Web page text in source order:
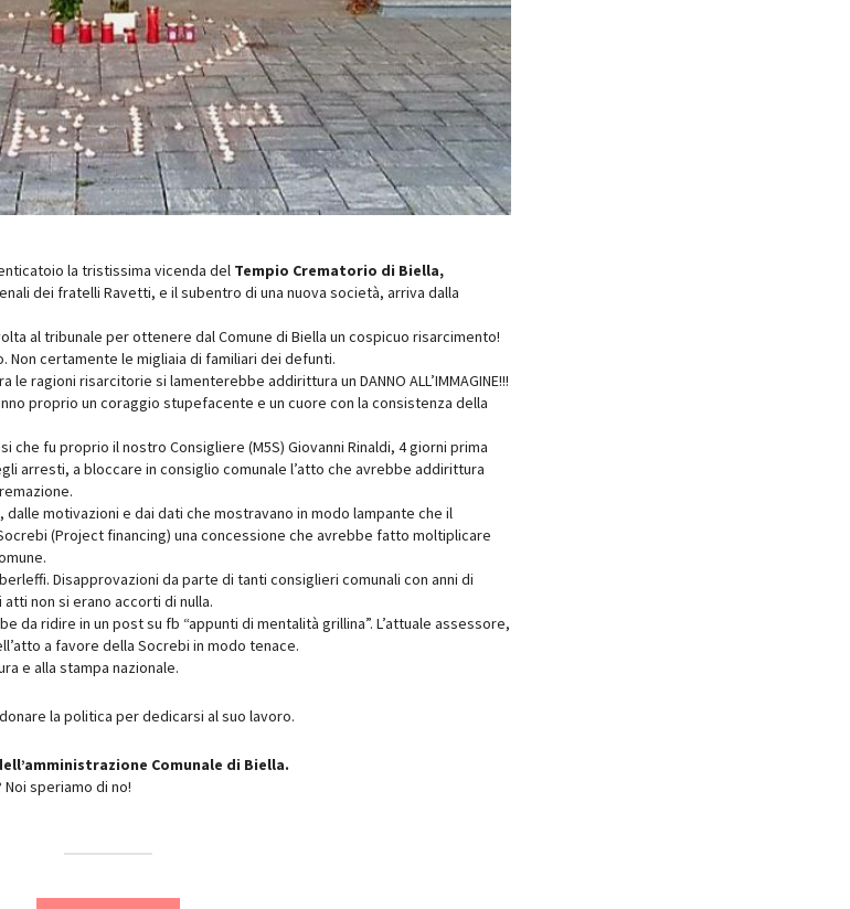
la tristissima vicenda del Tempio Crematorio di Biella,
dei fratelli Ravetti, e il subentro di una nuova società, arriva dalla
al tribunale per ottenere dal Comune di Biella un cospicuo risarcimento!
certamente le migliaia di familiari dei defunti.
ragioni risarcitorie si lamenterebbe addirittura un DANNO ALL’IMMAGINE!!!
proprio un coraggio stupefacente e un cuore con la consistenza della
che fu proprio il nostro Consigliere (M5S) Giovanni Rinaldi, 4 giorni prima
arresti, a bloccare in consiglio comunale l’atto che avrebbe addirittura
motivazioni e dai dati che mostravano in modo lampante che il
(Project financing) una concessione che avrebbe fatto moltiplicare
Disapprovazioni da parte di tanti consiglieri comunali con anni di
non si erano accorti di nulla.
da ridire in un post su fb “appunti di mentalità grillina”. L’attuale assessore,
a favore della Socrebi in modo tenace.
e alla stampa nazionale.
la politica per dedicarsi al suo lavoro.
Comunale di Biella.
speriamo di no!